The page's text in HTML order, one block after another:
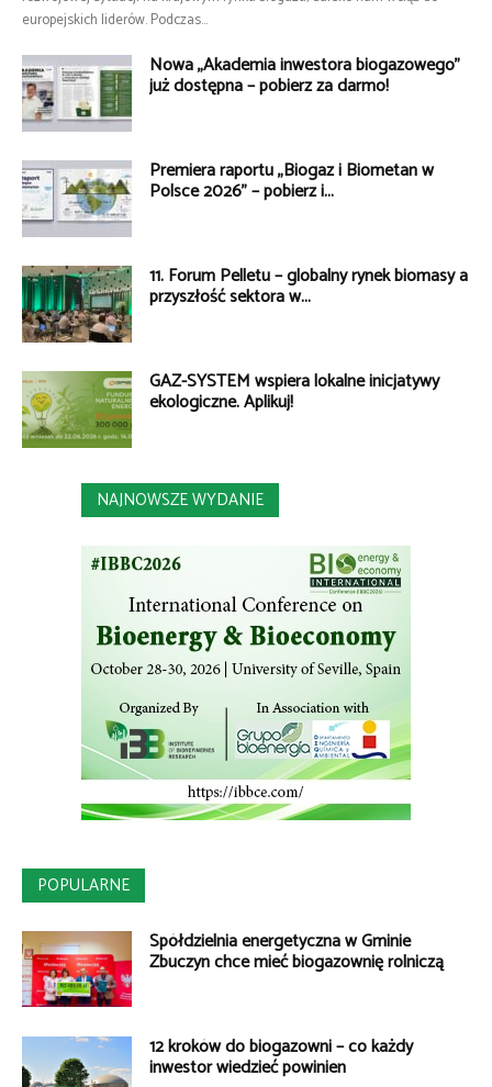
europejskich liderów. Podczas...
Nowa „Akademia inwestora biogazowego”
już dostępna – pobierz za darmo!
Premiera raportu „Biogaz i Biometan w
Polsce 2026” – pobierz i...
11. Forum Pelletu – globalny rynek biomasy a
przyszłość sektora w...
GAZ-SYSTEM wspiera lokalne inicjatywy
ekologiczne. Aplikuj!
NAJNOWSZE WYDANIE
POPULARNE
Spółdzielnia energetyczna w Gminie
Zbuczyn chce mieć biogazownię rolniczą
12 kroków do biogazowni – co każdy
inwestor wiedzieć powinien